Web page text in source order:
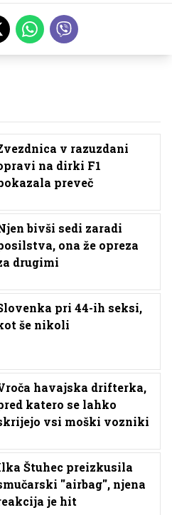
v razuzdani
na dirki F1
preveč
bivši sedi zaradi
ona že opreza
drugimi
pri 44-ih seksi,
še nikoli
havajska drifterka,
katero se lahko
vsi moški vozniki
Štuhec preizkusila
''airbag'', njena
je hit